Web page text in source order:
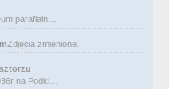
parafialn…
Zdjęcia zmienione.
na Podkl…